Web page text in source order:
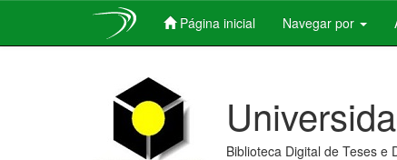
Página inicial Navegar por
Biblioteca Digital de Teses e